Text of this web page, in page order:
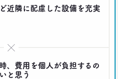
近隣に配慮した設備を充実
、費用を個人が負担するの
と思う